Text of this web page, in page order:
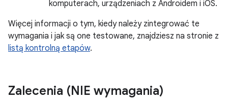
komputerach, urządzeniach z Androidem i iOS.
Więcej informacji o tym, kiedy należy zintegrować te
wymagania i jak są one testowane, znajdziesz na stronie z
listą kontrolną etapów.
Zalecenia (NIE wymagania)